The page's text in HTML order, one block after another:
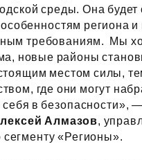
среды. Она будет
особенностям региона и
требованиям. Мы
новые районы
местом силы,
где они могут
себя в безопасности», —
Алмазов,
«Регионы».